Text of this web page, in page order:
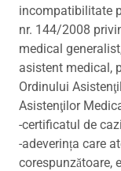
incompatibilitate
nr. 144/2008
medical
asistent medical,
Ordinului
Asistenţilor
-certificatul de
-adeverința care
corespunzătoare,